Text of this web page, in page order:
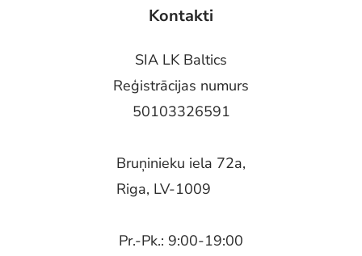
Kontakti
SIA LK Baltics
Reģistrācijas numurs
50103326591
Bruņinieku iela 72a,
Riga, LV-1009
Pr.-Pk.: 9:00-19:00